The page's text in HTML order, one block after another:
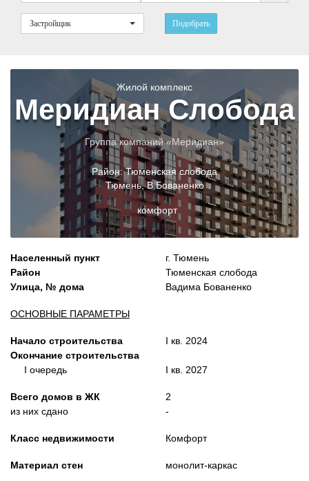
Застройщик Подобрать
Жилой комплекс
Меридиан Слобода
Группа компаний «Меридиан»
Район:Тюменская слобода
Тюмень,В.Бованенко
комфорт
Населенный пункт
Район
Улица, № дома
ОСНОВНЫЕ ПАРАМЕТРЫ
Начало строительства
Окончание строительства
I очередь
Всего домов в ЖК
из них сдано
Класс недвижимости
Материал стен
г. Тюмень
Тюменская слобода
Вадима Бованенко
I кв. 2024
I кв. 2027
2
-
Комфорт
монолит-каркас